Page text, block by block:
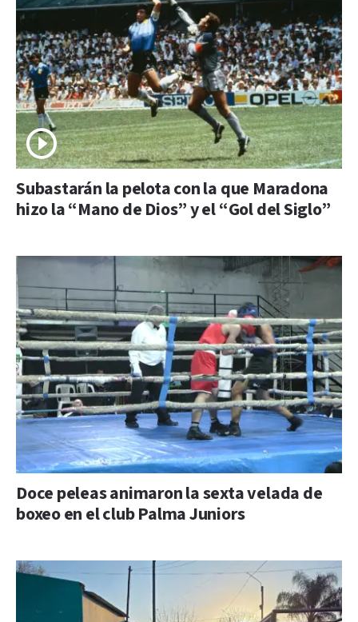
Subastarán la pelota con la que Maradona
hizo la “Mano de Dios” y el “Gol del Siglo”
Doce peleas animaron la sexta velada de
boxeo en el club Palma Juniors